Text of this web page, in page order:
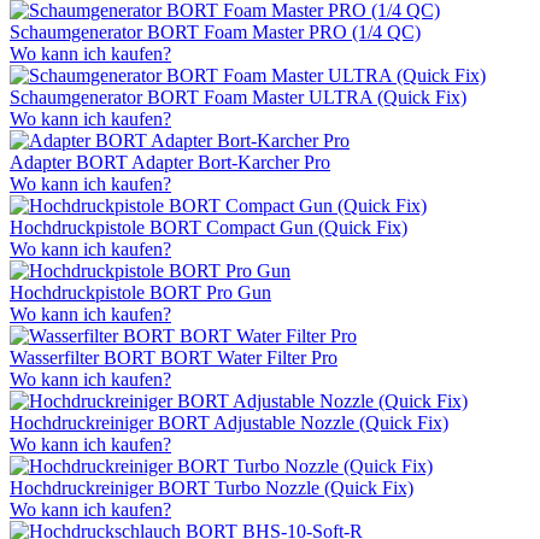
Schaumgenerator BORT Foam Master PRO (1/4 QC)
Wo kann ich kaufen?
Schaumgenerator BORT Foam Master ULTRA (Quick Fix)
Wo kann ich kaufen?
Adapter BORT Adapter Bort-Karcher Pro
Wo kann ich kaufen?
Hochdruckpistole BORT Compact Gun (Quick Fix)
Wo kann ich kaufen?
Hochdruckpistole BORT Pro Gun
Wo kann ich kaufen?
Wasserfilter BORT BORT Water Filter Pro
Wo kann ich kaufen?
Hochdruckreiniger BORT Adjustable Nozzle (Quick Fix)
Wo kann ich kaufen?
Hochdruckreiniger BORT Turbo Nozzle (Quick Fix)
Wo kann ich kaufen?